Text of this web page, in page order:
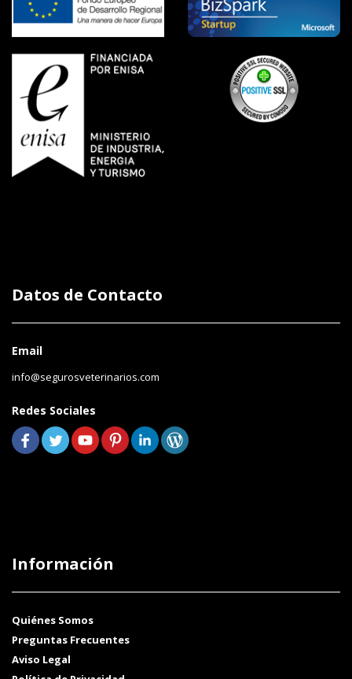
Datos de Contacto
Email
info@segurosveterinarios.com
Redes Sociales
Información
Quiénes Somos
Preguntas Frecuentes
Aviso Legal